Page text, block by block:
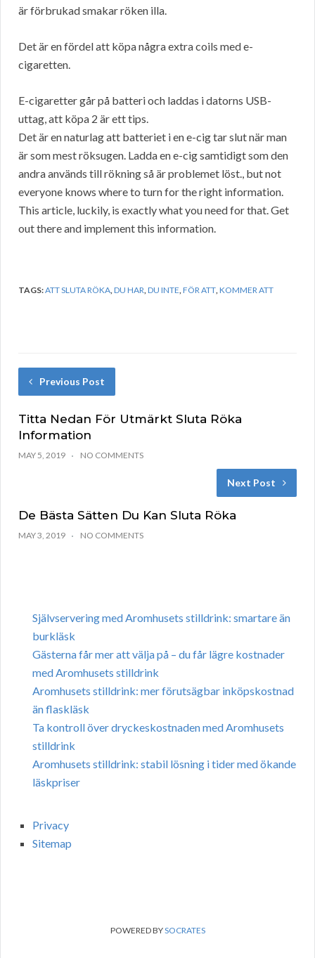
är förbrukad smakar röken illa.
Det är en fördel att köpa några extra coils med e-
cigaretten.
E-cigaretter går på batteri och laddas i datorns USB-
uttag, att köpa 2 är ett tips.
Det är en naturlag att batteriet i en e-cig tar slut när man
är som mest röksugen. Ladda en e-cig samtidigt som den
andra används till rökning så är problemet löst., but not
everyone knows where to turn for the right information.
This article, luckily, is exactly what you need for that. Get
out there and implement this information.
TAGS:ATT SLUTA RÖKA,DU HAR,DU INTE,FÖR ATT,KOMMER ATT
Previous Post
Titta Nedan För Utmärkt Sluta Röka
Information
MAY 5, 2019 NO COMMENTS
Next Post
De Bästa Sätten Du Kan Sluta Röka
MAY 3, 2019 NO COMMENTS
Självservering med Aromhusets stilldrink: smartare än
burkläsk
Gästerna får mer att välja på – du får lägre kostnader
med Aromhusets stilldrink
Aromhusets stilldrink: mer förutsägbar inköpskostnad
än flaskläsk
Ta kontroll över dryckeskostnaden med Aromhusets
stilldrink
Aromhusets stilldrink: stabil lösning i tider med ökande
läskpriser
Privacy
Sitemap
POWERED BYSOCRATES